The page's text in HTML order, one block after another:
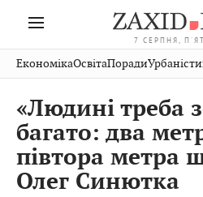
7 СЕРПНЯ,
Івано-
Франківськ
Волинь
Закарпаття
Рівне
Шептицький
Стрий
Хмельницький
Вінниця
ЕкономікаОсвітаПоради
«Людині треба
багато: два
півтора метра
Олег Синютка